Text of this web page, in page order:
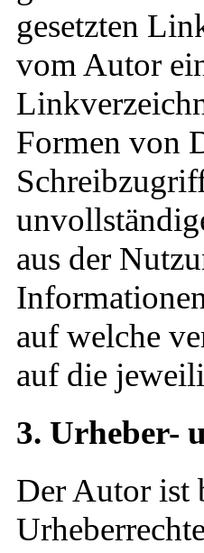
gesetzten
vom Autor
Formen von
aus der
auf welche
auf die
3. Urheber-
Der Autor ist